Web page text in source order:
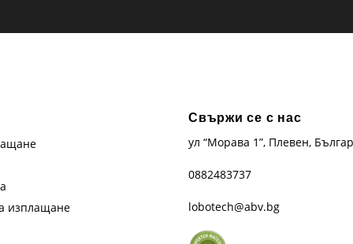
изплащане
Свържи се с нас
ул “Морава 1”, Плевен,
0882483737
lobotech@abv.bg